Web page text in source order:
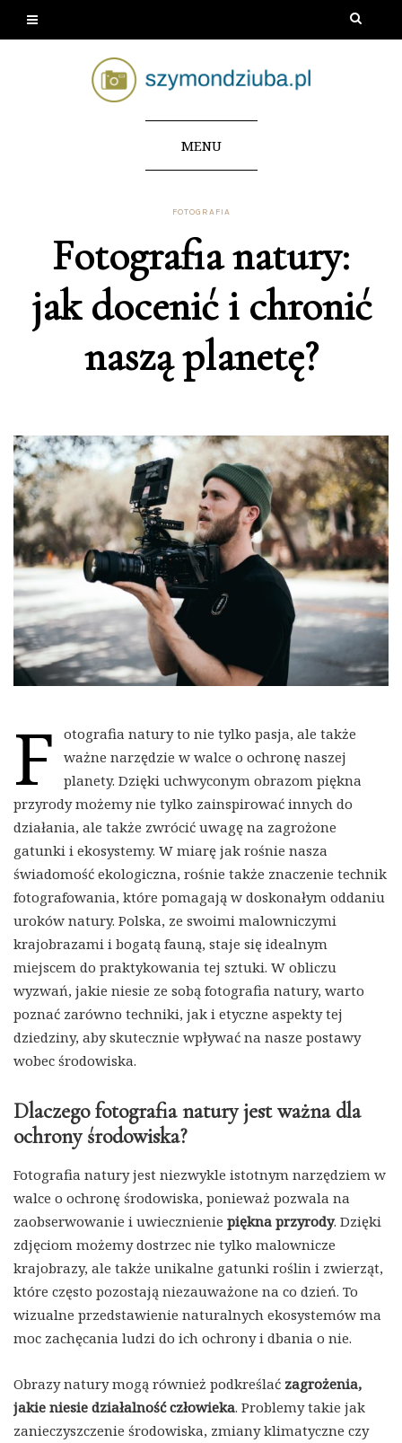
MENU
FOTOGRAFIA
Fotografia natury:
jak docenić i chronić
naszą planetę?
F
otografia natury to nie tylko pasja, ale także
ważne narzędzie w walce o ochronę naszej
planety. Dzięki uchwyconym obrazom piękna
przyrody możemy nie tylko zainspirować innych do
działania, ale także zwrócić uwagę na zagrożone
gatunki i ekosystemy. W miarę jak rośnie nasza
świadomość ekologiczna, rośnie także znaczenie technik
fotografowania, które pomagają w doskonałym oddaniu
uroków natury. Polska, ze swoimi malowniczymi
krajobrazami i bogatą fauną, staje się idealnym
miejscem do praktykowania tej sztuki. W obliczu
wyzwań, jakie niesie ze sobą fotografia natury, warto
poznać zarówno techniki, jak i etyczne aspekty tej
dziedziny, aby skutecznie wpływać na nasze postawy
wobec środowiska.
Dlaczego fotografia natury jest ważna dla
ochrony środowiska?
Fotografia natury jest niezwykle istotnym narzędziem w
walce o ochronę środowiska, ponieważ pozwala na
zaobserwowanie i uwiecznienie piękna przyrody. Dzięki
zdjęciom możemy dostrzec nie tylko malownicze
krajobrazy, ale także unikalne gatunki roślin i zwierząt,
które często pozostają niezauważone na co dzień. To
wizualne przedstawienie naturalnych ekosystemów ma
moc zachęcania ludzi do ich ochrony i dbania o nie.
Obrazy natury mogą również podkreślać zagrożenia,
jakie niesie działalność człowieka. Problemy takie jak
zanieczyszczenie środowiska, zmiany klimatyczne czy